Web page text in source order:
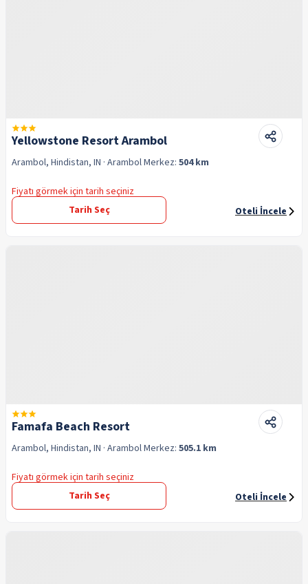
Yellowstone Resort Arambol
Arambol, Hindistan, IN · ArambolMerkez: 504 km
Fiyatı görmek için tarih seçiniz
Tarih Seç
Oteli İncele
Famafa Beach Resort
Arambol, Hindistan, IN · ArambolMerkez: 505.1 km
Fiyatı görmek için tarih seçiniz
Tarih Seç
Oteli İncele